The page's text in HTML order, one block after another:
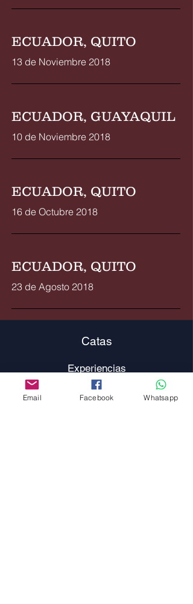
ECUADOR, QUITO
13 de Noviembre 2018
ECUADOR, GUAYAQUIL
10 de Noviembre 2018
ECUADOR, QUITO
16 de Octubre 2018
ECUADOR, QUITO
23 de Agosto 2018
Catas
Experiencias
Corporativas
Email Facebook Whatsapp